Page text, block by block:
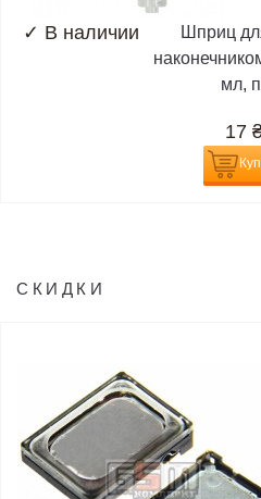
✓ В наличии
Шприц
мл,
17
СКИДКИ